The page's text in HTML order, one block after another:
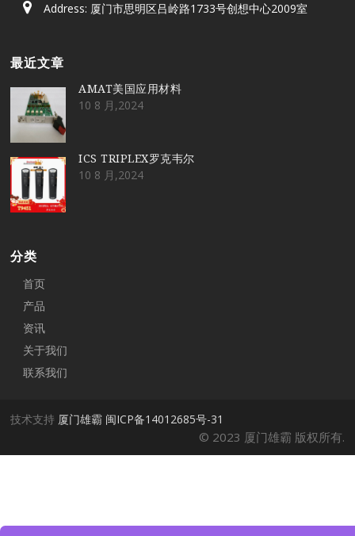
Address: 厦门市思明区吕岭路1733号创想中心2009室
最近文章
AMAT美国应用材料
10 8 月,2024
ICS TRIPLEX罗克韦尔
10 8 月,2024
分类
首页
产品
资讯
关于我们
联系我们
技术支持 厦门雄霸 闽ICP备14012685号-31
© 2023 厦门雄霸 版权所有.